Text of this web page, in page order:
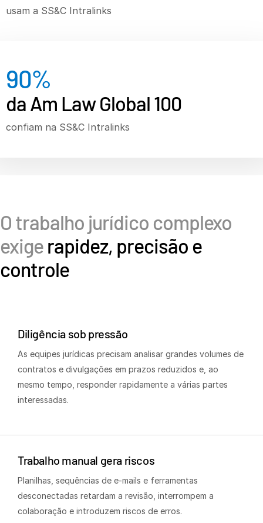
Legal / Law Firms
Private Credit
Private Equity
Recursos
Sobre
Contate-nos
Português
English
繁體中文
Deutsch
Português
Español
SOLICITE UMA DEMONSTRAÇÃO
OBTER UM ORÇAMENTO
usam a SS&C Intralinks
90%
da Am Law Global 100
confiam na SS&C Intralinks
O trabalho jurídico complexo
exigerapidez, precisão e
controle
Diligência sob pressão
As equipes jurídicas precisam analisar grandes volumes de
contratos e divulgações em prazos reduzidos e, ao
mesmo tempo, responder rapidamente a várias partes
interessadas.
Trabalho manual gera riscos
Planilhas, sequências de e-mails e ferramentas
desconectadas retardam a revisão, interrompem a
colaboração e introduzem riscos de erros.